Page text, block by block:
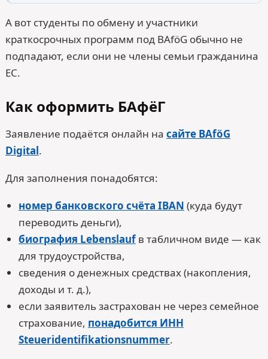
А вот студенты по обмену и участники
краткосрочных программ под BAföG обычно не
подпадают, если они не члены семьи гражданина
ЕС.
Как оформить БАфёГ
Заявление подаётся онлайн на сайте BAföG
Digital.
Для заполнения понадобятся:
номер банковского счёта IBAN (куда будут
переводить деньги),
биография Lebenslaufв табличном виде — как
для трудоустройства,
сведения о денежных средствах (накопления,
доходы и т. д.),
если заявитель застрахован не через семейное
страхование, понадобится ИНН
Steueridentifikationsnummer.